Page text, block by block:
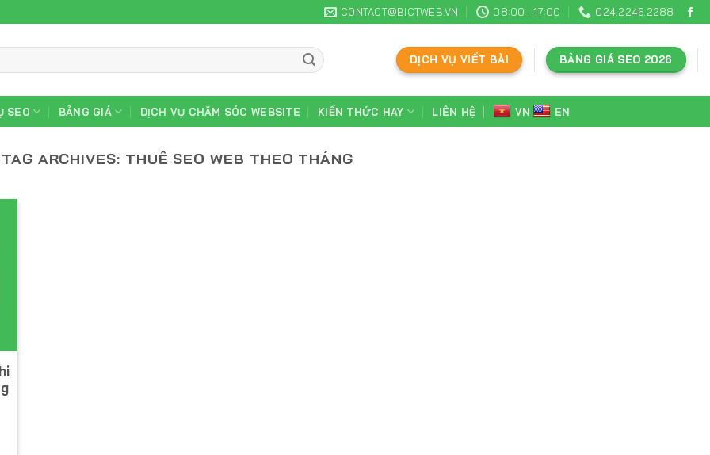
CONTACT@BICTWEB.VN 08:00 - 17:00 024.2246.2288
DỊCH VỤ VIẾT BÀI BẢNG GIÁ SEO 2026
SEO BẢNG GIÁ DỊCH VỤ CHĂM SÓC WEBSITE KIẾN THỨC HAY LIÊN HỆ VN EN
TAG ARCHIVES: THUÊ SEO WEB THEO THÁNG